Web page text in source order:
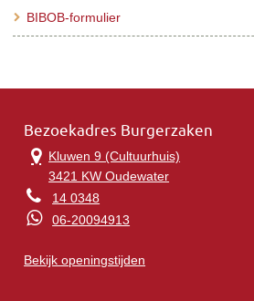
BIBOB-formulier
Bezoekadres Burgerzaken
Kluwen 9 (Cultuurhuis)
3421 KW Oudewater
14 0348
06-20094913
Bekijk openingstijden